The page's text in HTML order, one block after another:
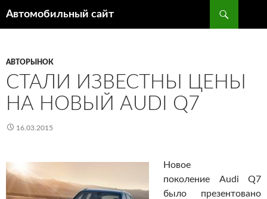
Автомобильный сайт
АВТОРЫНОК
СТАЛИ ИЗВЕСТНЫ ЦЕНЫ
НА НОВЫЙ AUDI Q7
16.03.2015
Новое
поколение Audi Q7
было презентовано